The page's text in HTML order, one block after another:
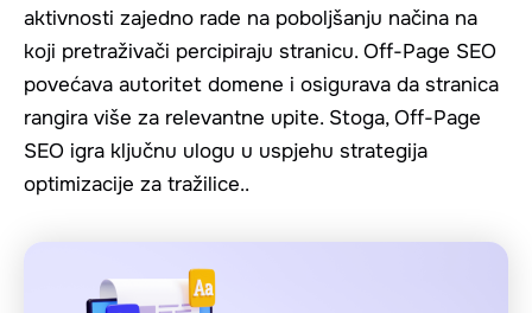
aktivnosti zajedno rade na poboljšanju načina na
koji pretraživači percipiraju stranicu. Off-Page SEO
povećava autoritet domene i osigurava da stranica
rangira više za relevantne upite. Stoga, Off-Page
SEO igra ključnu ulogu u uspjehu strategija
optimizacije za tražilice..